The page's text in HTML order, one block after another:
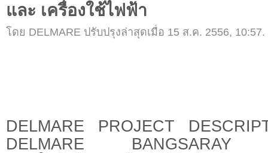
และ เครื่องใช้ไฟฟ้า
โดย DELMARE ปรับปรุงล่าสุดเมื่อ 15 ส.ค. 2556, 10:57.
DELMARE PROJECT
DELMARE BANGSARAY